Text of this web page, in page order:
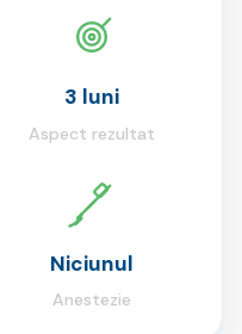
3 luni
Aspect rezultat
Niciunul
Anestezie